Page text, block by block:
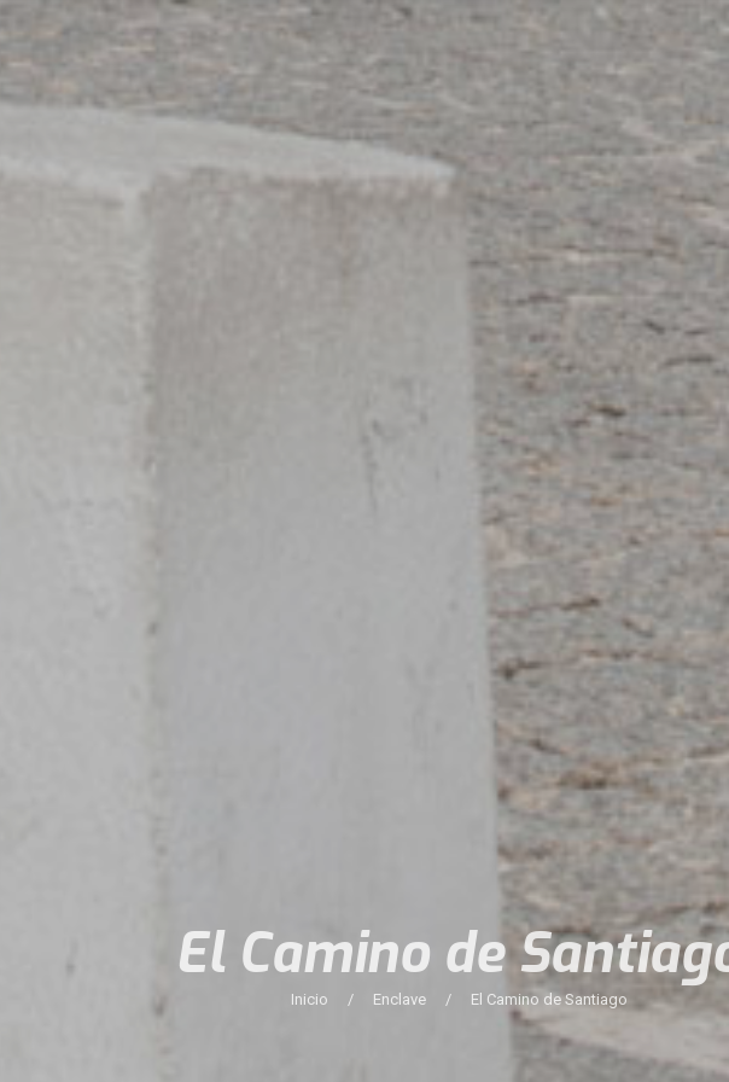
El Camino de
Inicio / Enclave / El Camino de Santiago